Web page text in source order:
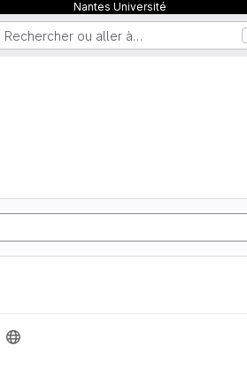
Nantes Université
Rechercher ou aller à…